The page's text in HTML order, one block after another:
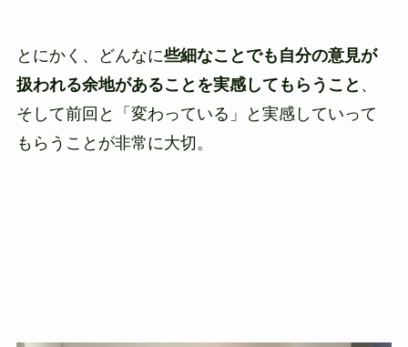
とにかく、どんなに些細なことでも自分の意見が
扱われる余地があることを実感してもらうこと 、
そして前回と「変わっている」と実感していって
もらうことが非常に大切。